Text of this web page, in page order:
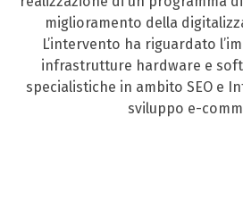
miglioramento della
L’intervento ha riguardato
infrastrutture hardware e
specialistiche in ambito SEO e
sviluppo e-